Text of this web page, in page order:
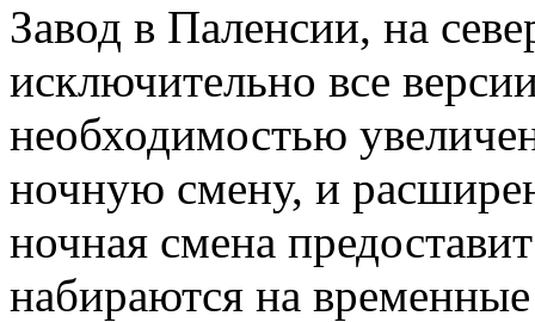
Завод в Паленсии, на
исключительно все
необходимостью
ночную смену, и
ночная смена
набираются на